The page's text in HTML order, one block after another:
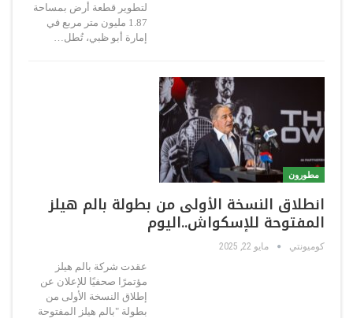
لتطوير قطعة أرض بمساحة
1.87 مليون متر مربع في
إمارة أبو ظبي، تُطل…
مطورون
انطلاق النسخة الأولى من بطولة بالم هيلز
المفتوحة للإسكواش..اليوم
كوميونتي مايو 22, 2025
عقدت شركة بالم هيلز
مؤتمرًا صحفيًا للإعلان عن
إطلاق النسخة الأولى من
بطولة "بالم هيلز المفتوحة